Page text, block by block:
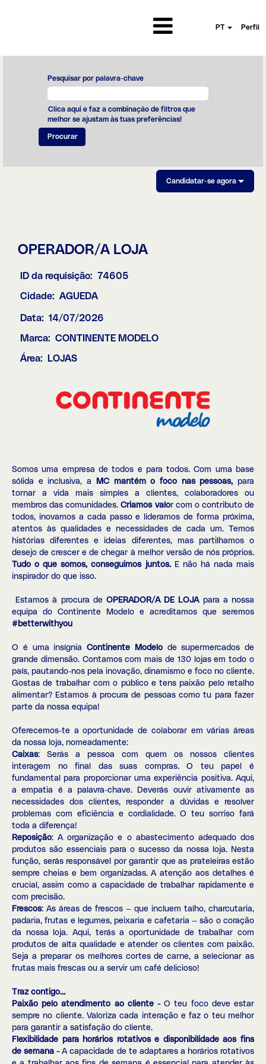
PT Perfil
Pesquisar por palavra-chave
Clica aqui e faz a combinação de filtros que
melhor se ajustam às tuas preferências!
Candidatar-se agora
OPERADOR/A LOJA
ID da requisição: 74605
Cidade: AGUEDA
Data: 14/07/2026
Marca: CONTINENTE MODELO
Área: LOJAS
Somos uma empresa de todos e para todos. Com uma base
sólida e inclusiva, a
MC mantém o foco nas pessoas, para
tornar a vida mais simples a clientes, colaboradores ou
membros das comunidades. Criamos valor com o contributo de
todos, inovamos a cada passo e lideramos de forma próxima,
atentos às qualidades e necessidades de cada um. Temos
histórias diferentes e ideias diferentes, mas partilhamos o
desejo de crescer e de chegar à melhor versão de nós próprios.
Tudo o que somos, conseguimos juntos. E não há nada mais
inspirador do que isso.
Estamos à procura de OPERADOR/A DE LOJA para a nossa
equipa do Continente Modelo
e acreditamos que seremos
#betterwithyou
O é uma insígnia Continente Modelo de supermercados de
grande dimensão. Contamos com mais de 130 lojas em todo o
país, pautando-nos pela inovação, dinamismo e foco no cliente.
Gostas de trabalhar com o público e tens paixão pelo retalho
alimentar? Estamos à procura de pessoas como tu para fazer
parte da nossa equipa!
Oferecemos-te a oportunidade de colaborar em várias áreas
da nossa loja, nomeadamente:
Caixas: Serás a pessoa com quem os nossos clientes
interagem no final das suas compras. O teu papel é
fundamental para proporcionar uma experiência positiva. Aqui,
a empatia é a palavra-chave. Deverás ouvir ativamente as
necessidades dos clientes, responder a dúvidas e resolver
problemas com eficiência e cordialidade. O teu sorriso fará
toda a diferença!
Reposição: A organização e o abastecimento adequado dos
produtos são essenciais para o sucesso da nossa loja. Nesta
função, serás responsável por garantir que as prateleiras estão
sempre cheias e bem organizadas. A atenção aos detalhes é
crucial, assim como a capacidade de trabalhar rapidamente e
com precisão.
Frescos: As áreas de frescos — que incluem talho, charcutaria,
padaria, frutas e legumes, peixaria e cafetaria — são o coração
da nossa loja. Aqui, terás a oportunidade de trabalhar com
produtos de alta qualidade e atender os clientes com paixão.
Seja a preparar os melhores cortes de carne, a selecionar as
frutas mais frescas ou a servir um café delicioso!
Traz contigo…
Paixão pelo atendimento ao cliente -O teu foco deve estar
sempre no cliente. Valoriza cada interação e faz o teu melhor
para garantir a satisfação do cliente.
Flexibilidade para horários rotativos e disponibilidade aos fins
de semana -A capacidade de te adaptares a horários rotativos